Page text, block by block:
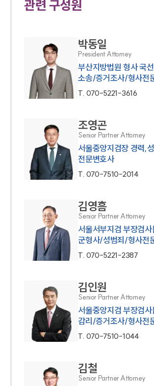
관련 구성원
박동일
President Attorney
부산지방법원 형사 국
소송/증거조사/형사전
T. 070-5221-3616
조영곤
Senior Partner Attorney
서울중앙지검장 경력,
전문변호사
T. 070-7510-2014
김영흠
Senior Partner Attorney
서울서부지검 부장검
군형사/성범죄/형사전
T. 070-5221-2387
김인원
Senior Partner Attorney
서울중앙지검 부장검
감리/증거조사/형사전
T. 070-7510-1044
김철
Senior Partner Attorney